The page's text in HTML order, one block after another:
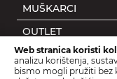
MUŠKARCI
OUTLET
DJECA
Web stranica koristi
analizu korištenja,
bismo mogli pružiti bez